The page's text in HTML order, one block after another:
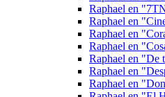
Raphael en
Raphael en
Raphael en
Raphael en
Raphael en "De
Raphael en
Raphael en